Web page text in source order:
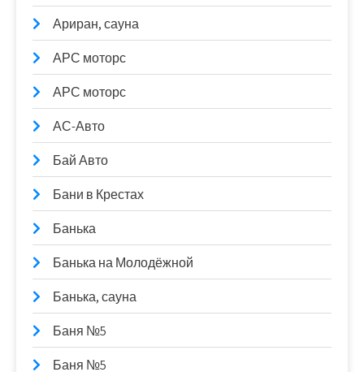
Ариран, сауна
АРС моторс
АРС моторс
АС-Авто
Бай Авто
Бани в Крестах
Банька
Банька на Молодёжной
Банька, сауна
Баня №5
Баня №5